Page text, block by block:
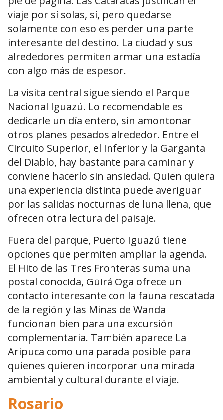
viaje por sí solas, sí, pero quedarse
solamente con eso es perder una parte
interesante del destino. La ciudad y sus
alrededores permiten armar una estadía
con algo más de espesor.
La visita central sigue siendo el Parque
Nacional Iguazú. Lo recomendable es
dedicarle un día entero, sin amontonar
otros planes pesados alrededor. Entre el
Circuito Superior, el Inferior y la Garganta
del Diablo, hay bastante para caminar y
conviene hacerlo sin ansiedad. Quien quiera
una experiencia distinta puede averiguar
por las salidas nocturnas de luna llena, que
ofrecen otra lectura del paisaje.
Fuera del parque, Puerto Iguazú tiene
opciones que permiten ampliar la agenda.
El Hito de las Tres Fronteras suma una
postal conocida, Güirá Oga ofrece un
contacto interesante con la fauna rescatada
de la región y las Minas de Wanda
funcionan bien para una excursión
complementaria. También aparece La
Aripuca como una parada posible para
quienes quieren incorporar una mirada
ambiental y cultural durante el viaje.
Rosario